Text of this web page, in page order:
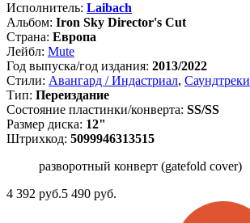
Исполнитель: Laibach
Альбом: Iron Sky Director's Cut
Страна: Европа
Лейбл: Mute
Год выпуска/год издания: 2013/2022
Стили: Авангард / Индастриал, Саундтреки
Тип: Переиздание
Состояние пластинки/конверта: SS/SS
Размер диска: 12"
Штрихкод: 5099946313515
разворотный конверт (gatefold cover)
4 392 руб.5 490 руб.